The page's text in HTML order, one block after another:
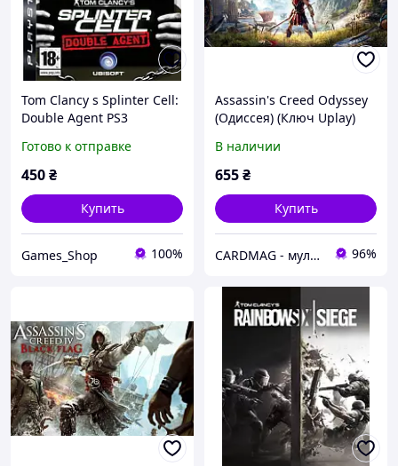
Tom Clancy s Splinter Cell:
Double Agent PS3
Готово к отправке
450₴
Купить
Games_Shop 100%
Assassin's Creed Odyssey
(Одиссея) (Ключ Uplay)
В наличии
655₴
Купить
CARDMAG - мультивалютный платежный сервис 96%